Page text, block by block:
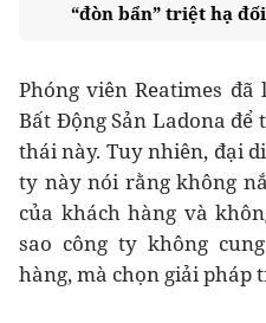
“đòn bẩn” triệt hạ
Phóng viên Reatimes
Bất Động Sản Ladona
thái này. Tuy nhiên, đại
ty này nói rằng không
của khách hàng và
sao công ty không
hàng, mà chọn giải pháp